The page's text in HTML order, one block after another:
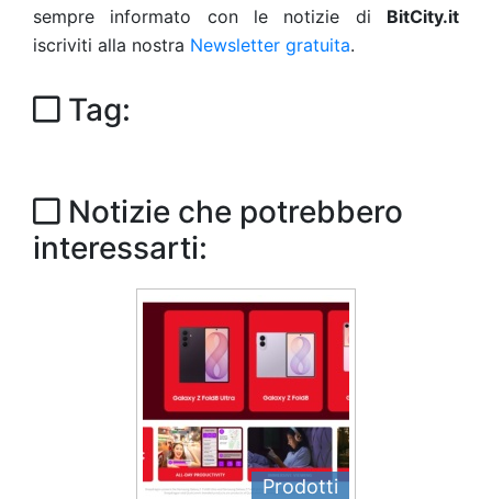
sempre informato con le notizie di BitCity.it
iscriviti alla nostra Newsletter gratuita.
Tag:
Notizie che potrebbero
interessarti:
Prodotti